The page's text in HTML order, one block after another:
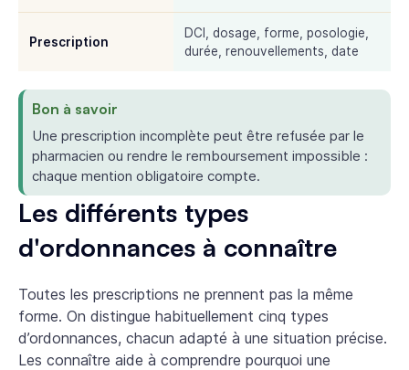
Prescription
DCI, dosage, forme, posologie,
durée, renouvellements, date
Bon à savoir
Une prescription incomplète peut être refusée par le
pharmacien ou rendre le remboursement impossible :
chaque mention obligatoire compte.
Les différents types
d'ordonnances à connaître
Toutes les prescriptions ne prennent pas la même
forme. On distingue habituellement cinq types
d’ordonnances, chacun adapté à une situation précise.
Les connaître aide à comprendre pourquoi une